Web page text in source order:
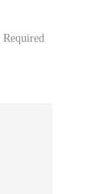
Required